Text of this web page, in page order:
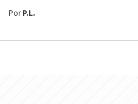
PorP.L.